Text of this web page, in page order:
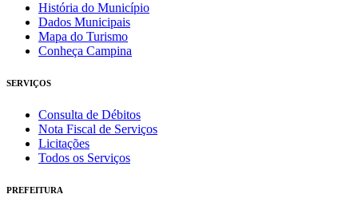
História do Município
Dados Municipais
Mapa do Turismo
Conheça Campina
SERVIÇOS
Consulta de Débitos
Nota Fiscal de Serviços
Licitações
Todos os Serviços
PREFEITURA